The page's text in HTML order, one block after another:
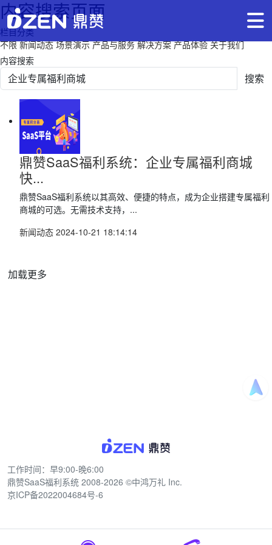
内容搜索页面
栏目分类
不限 新闻动态 场景演示 产品与服务 解决方案 产品体验 关于我们
内容搜索
搜索
鼎赞SaaS福利系统：企业专属福利商城
快...
鼎赞SaaS福利系统以其高效、便捷的特点，成为企业搭建专属福利
商城的可选。无需技术支持，...
新闻动态 2024-10-21 18:14:14
加载更多
工作时间：早9:00-晚6:00
鼎赞SaaS福利系统 2008-2026 ©中鸿万礼 Inc.
京ICP备2022004684号-6